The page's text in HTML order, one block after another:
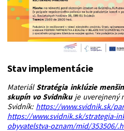
Stav implementácie
Materiál Stratégia inklúzie
skupín vo Svidníkuje uverejnený
Svidník: https://www.svidnik.sk/
https://www.svidnik.sk/strategia-
obyvatelstva-oznam/mid/353506/